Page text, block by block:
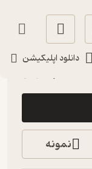
دانلود اپلیکیشن
5,000
نمونه